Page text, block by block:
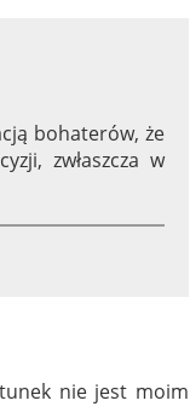
bohaterów, że
zwłaszcza w
nie jest moim